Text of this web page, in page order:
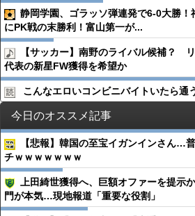
静岡学園、ゴラッソ弾連発で6-0大勝
にPK戦の末勝利！富山第一が...
【サッカー】南野のライバル候補？
代表の新星FW獲得を希望か
こんなエロいコンビニバイトいたら通
今日のオススメ記事
【悲報】韓国の至宝イガンインさん…
チｗｗｗｗｗｗｗ
上田綺世獲得へ、巨額オファーを提
門が本気…現地報道「重要な役割」